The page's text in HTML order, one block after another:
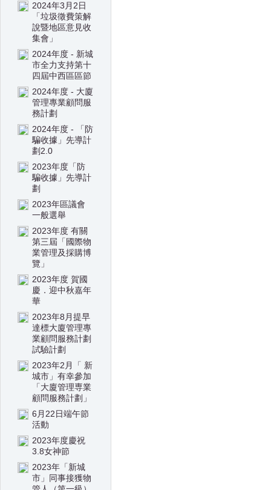
2024年3月2日
「垃圾徵費策解
說暨地區意見收
集會」
2024年度 - 新城
市全力支持第十
四屆中西區區節
2024年度 - 大廈
管理專業顧問服
務計劃
2024年度 - 「防
騙收據」先導計
劃2.0
2023年度「防
騙收據」先導計
劃
2023年區議會
一般選舉
2023年度 有關
第三屆「國際物
業管理及採購博
覽」
2023年度 賀國
慶．迎中秋嘉年
華
2023年8月提早
達標大廈管理專
業顧問服務計劃
試驗計劃
2023年2月「 新
城市」有幸參加
「大廈管理専業
顧問服務計劃」
6月22日端午節
活動
2023年度慶祝
3.8女神節
2023年「新城
市」同事接獲物